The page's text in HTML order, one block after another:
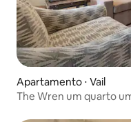
Apartamento ⋅ Vail
The Wren um quarto